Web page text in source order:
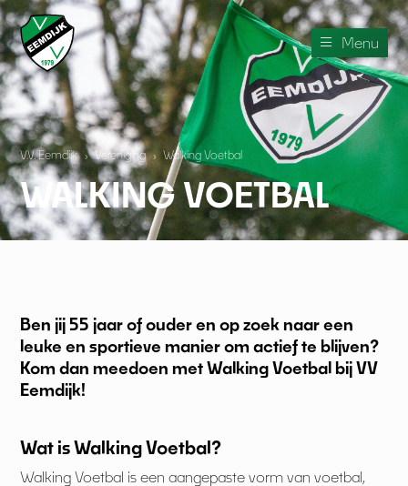
Menu
V.V. Eemdijk › Vereniging › Walking Voetbal
WALKING VOETBAL
Ben jij 55 jaar of ouder en op zoek naar een
leuke en sportieve manier om actief te blijven?
Kom dan meedoen met Walking Voetbal bij VV
Eemdijk!
Wat is Walking Voetbal?
Walking Voetbal is een aangepaste vorm van voetbal,